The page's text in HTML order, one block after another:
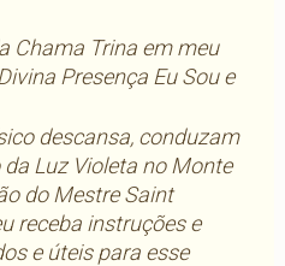
Chama Trina em meu
Presença Eu Sou e
descansa, conduzam
Luz Violeta no Monte
do Mestre Saint
receba instruções e
e úteis para esse